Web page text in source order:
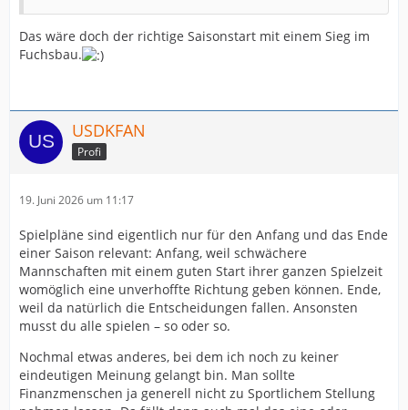
Das wäre doch der richtige Saisonstart mit einem Sieg im
Fuchsbau.
USDKFAN
Profi
19. Juni 2026 um 11:17
Spielpläne sind eigentlich nur für den Anfang und das Ende
einer Saison relevant: Anfang, weil schwächere
Mannschaften mit einem guten Start ihrer ganzen Spielzeit
womöglich eine unverhoffte Richtung geben können. Ende,
weil da natürlich die Entscheidungen fallen. Ansonsten
musst du alle spielen – so oder so.
Nochmal etwas anderes, bei dem ich noch zu keiner
eindeutigen Meinung gelangt bin. Man sollte
Finanzmenschen ja generell nicht zu Sportlichem Stellung